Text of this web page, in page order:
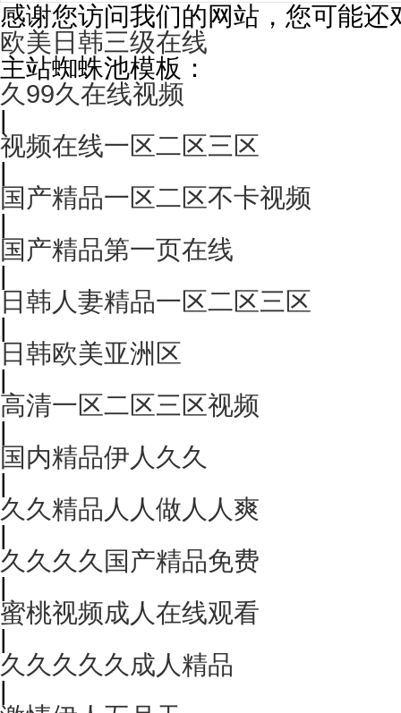
感谢您访问我们的网站，您可能还
欧美日韩三级在线
主站蜘蛛池模板：
久99久在线视频
|
视频在线一区二区三区
|
国产精品一区二区不卡视频
|
国产精品第一页在线
|
日韩人妻精品一区二区三区
|
日韩欧美亚洲区
|
高清一区二区三区视频
|
国内精品伊人久久
|
久久精品人人做人人爽
|
久久久久国产精品免费
|
蜜桃视频成人在线观看
|
久久久久久成人精品
|